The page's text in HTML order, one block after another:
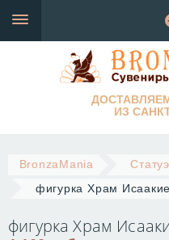
ИЗ
BronzaMania
фигурка Храм
фигурка Храм